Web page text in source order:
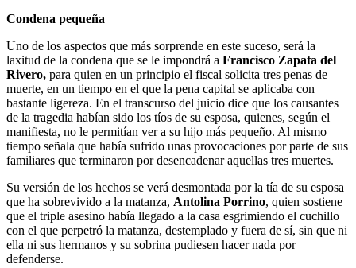
Condena pequeña
Uno de los aspectos que más sorprende en este suceso, será la
laxitud de la condena que se le impondrá a Francisco Zapata del
Rivero, para quien en un principio el fiscal solicita tres penas de
muerte, en un tiempo en el que la pena capital se aplicaba con
bastante ligereza. En el transcurso del juicio dice que los causantes
de la tragedia habían sido los tíos de su esposa, quienes, según el
manifiesta, no le permitían ver a su hijo más pequeño. Al mismo
tiempo señala que había sufrido unas provocaciones por parte de sus
familiares que terminaron por desencadenar aquellas tres muertes.
Su versión de los hechos se verá desmontada por la tía de su esposa
que ha sobrevivido a la matanza, Antolina Porrino, quien sostiene
que el triple asesino había llegado a la casa esgrimiendo el cuchillo
con el que perpetró la matanza, destemplado y fuera de sí, sin que ni
ella ni sus hermanos y su sobrina pudiesen hacer nada por
defenderse.